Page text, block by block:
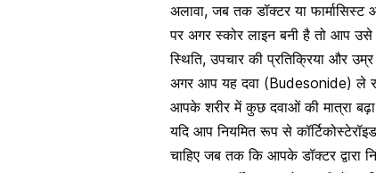
अलावा, जब तक डॉक्टर या
पर अगर स्कोर लाइन बनी है तो आप
स्थिति, उपचार की प्रतिक्रिया और
अगर आप यह दवा (Budesonide) ले
आपके शरीर में कुछ दवाओं की मात्रा
यदि आप नियमित रूप से
चाहिए जब तक कि आपके डॉक्टर द्वारा